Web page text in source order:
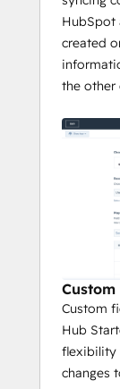
HubSpot
created
the other
Custom
Hub
flexibility
changes